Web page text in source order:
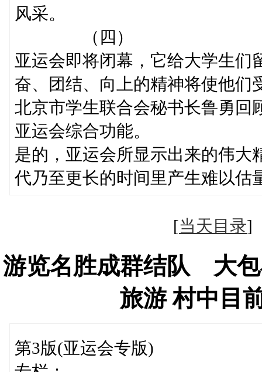
风采。
（四）
亚运会即将闭幕，它给大学生们
奋、团结、向上的精神将使他们
北京市学生联合会秘书长鲁勇回
亚运会综合功能。
是的，亚运会所显示出来的伟大
代乃至更长的时间里产生难以估
[当天目录
游览名胜成群结队 大包
旅游 村中目
第3版(亚运会专版)